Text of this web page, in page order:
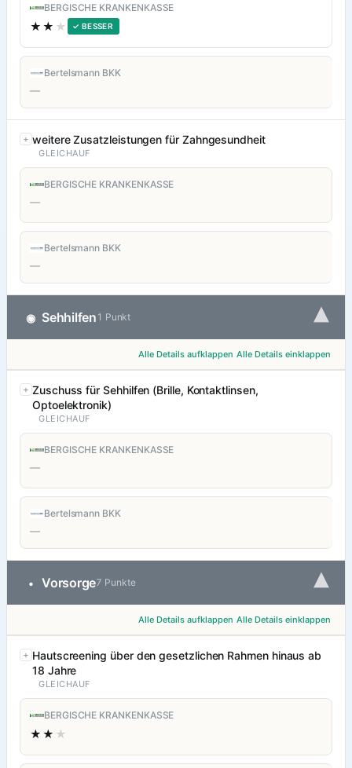
BERGISCHE KRANKENKASSE
★★ ★ ✓ BESSER
Bertelsmann BKK
—
weitere Zusatzleistungen für Zahngesundheit
GLEICHAUF
BERGISCHE KRANKENKASSE
—
Bertelsmann BKK
—
◉ Sehhilfen 1 Punkt ▾
Alle Details aufklappen Alle Details einklappen
Zuschuss für Sehhilfen (Brille, Kontaktlinsen,
Optoelektronik)
GLEICHAUF
BERGISCHE KRANKENKASSE
—
Bertelsmann BKK
—
• Vorsorge7 Punkte ▾
Alle Details aufklappen Alle Details einklappen
Hautscreening über den gesetzlichen Rahmen hinaus ab
18 Jahre
GLEICHAUF
BERGISCHE KRANKENKASSE
★★ ★